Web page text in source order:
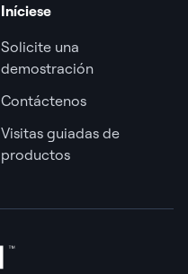
Iníciese
Solicite una
demostración
Contáctenos
Visitas guiadas de
productos